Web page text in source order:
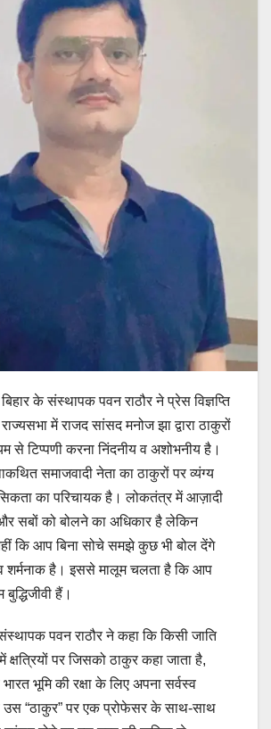
के संस्थापक पवन राठौर ने प्रेस विज्ञप्ति
में राजद सांसद मनोज झा द्वारा ठाकुरों
से टिप्पणी करना निंदनीय व अशोभनीय है।
समाजवादी नेता का ठाकुरों पर व्यंग्य
का परिचायक है। लोकतंत्र में आज़ादी
सबों को बोलने का अधिकार है लेकिन
कि आप बिना सोचे समझे कुछ भी बोल देंगे
शर्मनाक है। इससे मालूम चलता है कि आप
बुद्धिजीवी हैं।
पवन राठौर ने कहा कि किसी जाति
पर जिसको ठाकुर कहा जाता है,
भूमि की रक्षा के लिए अपना सर्वस्व
उस “ठाकुर” पर एक प्रोफेसर के साथ-साथ